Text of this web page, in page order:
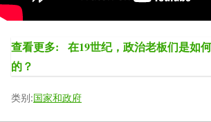
查看更多:
在19世纪，政治老板们是如
的？
类别:国家和政府